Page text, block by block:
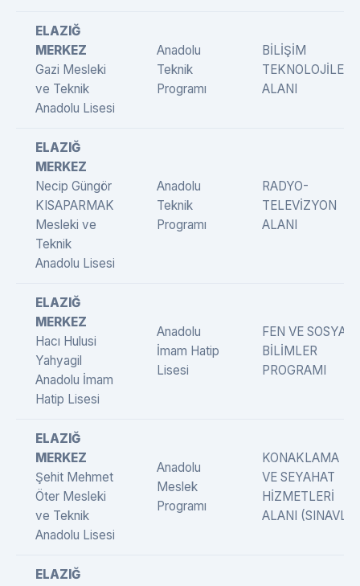
ELAZIĞ
MERKEZ
Gazi Mesleki
ve Teknik
Anadolu Lisesi
Anadolu
Teknik
Programı
BİLİŞİM
TEKNOLOJİLERİ
ALANI
ELAZIĞ
MERKEZ
Necip Güngör
KISAPARMAK
Mesleki ve
Teknik
Anadolu Lisesi
Anadolu
Teknik
Programı
RADYO-
TELEVİZYON
ALANI
ELAZIĞ
MERKEZ
Hacı Hulusi
Yahyagil
Anadolu İmam
Hatip Lisesi
Anadolu
İmam Hatip
Lisesi
FEN VE SOSYAL
BİLİMLER
PROGRAMI
ELAZIĞ
MERKEZ
Şehit Mehmet
Öter Mesleki
ve Teknik
Anadolu Lisesi
Anadolu
Meslek
Programı
KONAKLAMA
VE SEYAHAT
HİZMETLERİ
ALANI (SINAVLI)
ELAZIĞ